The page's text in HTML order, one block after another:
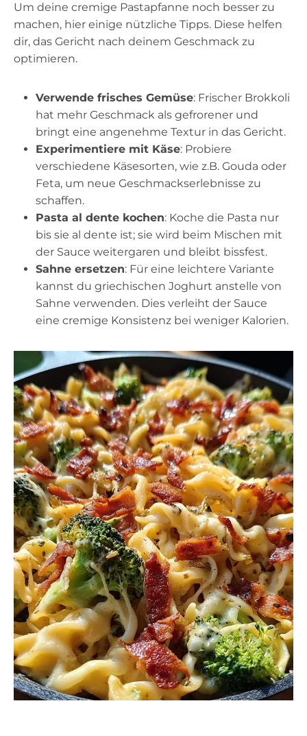
Um deine cremige Pastapfanne noch besser zu
machen, hier einige nützliche Tipps. Diese helfen
dir, das Gericht nach deinem Geschmack zu
optimieren.
Verwende frisches Gemüse: Frischer Brokkoli
hat mehr Geschmack als gefrorener und
bringt eine angenehme Textur in das Gericht.
Experimentiere mit Käse: Probiere
verschiedene Käsesorten, wie z.B. Gouda oder
Feta, um neue Geschmackserlebnisse zu
schaffen.
Pasta al dente kochen: Koche die Pasta nur
bis sie al dente ist; sie wird beim Mischen mit
der Sauce weitergaren und bleibt bissfest.
Sahne ersetzen: Für eine leichtere Variante
kannst du griechischen Joghurt anstelle von
Sahne verwenden. Dies verleiht der Sauce
eine cremige Konsistenz bei weniger Kalorien.